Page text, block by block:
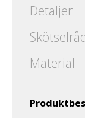
Detaljer
Material